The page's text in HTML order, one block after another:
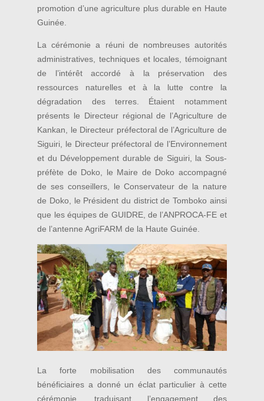
promotion d’une agriculture plus durable en Haute
Guinée.
La cérémonie a réuni de nombreuses autorités
administratives, techniques et locales, témoignant
de l’intérêt accordé à la préservation des
ressources naturelles et à la lutte contre la
dégradation des terres. Étaient notamment
présents le Directeur régional de l’Agriculture de
Kankan, le Directeur préfectoral de l’Agriculture de
Siguiri, le Directeur préfectoral de l’Environnement
et du Développement durable de Siguiri, la Sous-
préfète de Doko, le Maire de Doko accompagné
de ses conseillers, le Conservateur de la nature
de Doko, le Président du district de Tomboko ainsi
que les équipes de GUIDRE, de l’ANPROCA-FE et
de l’antenne AgriFARM de la Haute Guinée.
La forte mobilisation des communautés
bénéficiaires a donné un éclat particulier à cette
cérémonie, traduisant l’engagement des